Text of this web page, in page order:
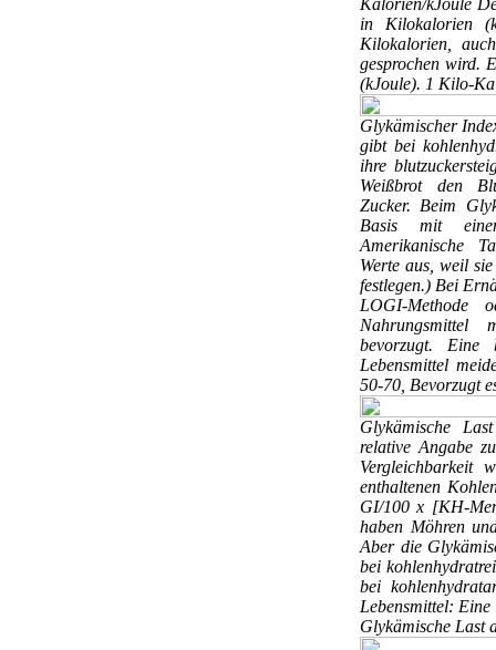
Kalorien/kJoule
in Kilokalorien
Kilokalorien,
gesprochen wird.
(kJoule). 1 Kilo-
Glykämischer
gibt bei
ihre
Weißbrot den
Zucker. Beim
Basis mit
Amerikanische
Werte aus, weil
festlegen.) Bei
LOGI-Methode
Nahrungsmittel
bevorzugt. Eine
Lebensmittel
50-70, Bevorzugt
Glykämische
relative Angabe
enthaltenen
GI/100 x [KH-
haben Möhren
Aber die
bei
bei
Lebensmittel:
Glykämische Last